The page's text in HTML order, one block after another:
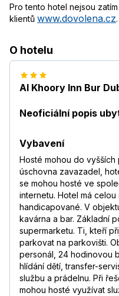
Pro tento hotel nejsou
klientů www.dovolena.cz.
O hotelu
Al Khoory Inn Bur
Neoficiální popis
Vybavení
Hosté mohou do
úschovna zavazadel,
se mohou hosté ve
internetu. Hotel má
handicapované. V
kavárna a bar. Základní
supermarketu. Ti, kteří
parkovat na parkovišti.
personál, 24 hodinovou
hlídání dětí, transfer-
službu a prádelnu. Při
mohou hosté využívat